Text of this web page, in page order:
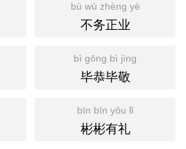
bù wù zhèng yè
不务正业
bì gōng bì jìng
毕恭毕敬
bīn bīn yǒu lǐ
彬彬有礼